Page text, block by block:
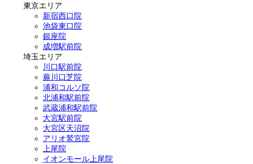
東京エリア
新宿西口院
池袋東口院
銀座院
成増駅前院
埼玉エリア
川口駅前院
蕨川口芝院
浦和コルソ院
北浦和駅前院
武蔵浦和駅前院
大宮駅前院
大宮区天沼院
アリオ鷲宮院
上尾院
イオンモール上尾院